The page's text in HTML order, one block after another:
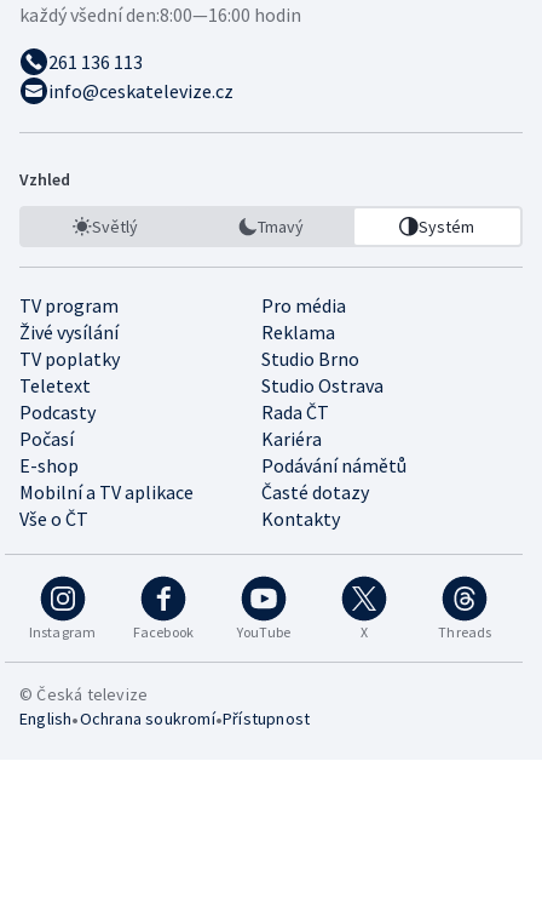
každý všední den:8:00—16:00 hodin
261 136 113
info@ceskatelevize.cz
Vzhled
Světlý Tmavý Systém
TV program
Pro média
Živé vysílání
Reklama
TV poplatky
Studio Brno
Teletext
Studio Ostrava
Podcasty
Rada ČT
Počasí
Kariéra
E-shop
Podávání námětů
Mobilní a TV aplikace
Časté dotazy
Vše o ČT
Kontakty
Instagram Facebook YouTube X Threads
© Česká televize
English•Ochrana soukromí•Přístupnost